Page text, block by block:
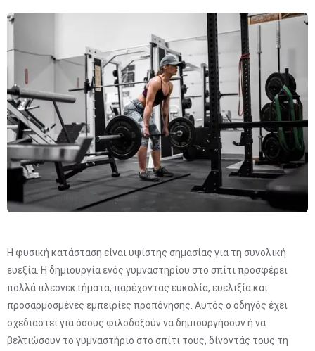
Η φυσική κατάσταση είναι υψίστης σημασίας για τη συνολική
ευεξία. Η δημιουργία ενός γυμναστηρίου στο σπίτι προσφέρει
πολλά πλεονεκτήματα, παρέχοντας ευκολία, ευελιξία και
προσαρμοσμένες εμπειρίες προπόνησης. Αυτός ο οδηγός έχει
σχεδιαστεί για όσους φιλοδοξούν να δημιουργήσουν ή να
βελτιώσουν το γυμναστήριο στο σπίτι τους, δίνοντάς τους τη